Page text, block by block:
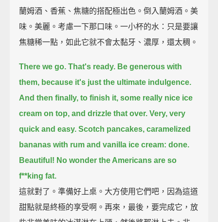
蘭姆酒、香蕉、焦糖的搭配極出色。倒入蘭姆酒。美
味。美麗。考慮一下那口味。一小杯的水：只是要讓
焦糖稀一點，如此它就不會太黏牙、濃厚，還太稠。
There we go. That's ready. Be generous with
them, because it's just the ultimate indulgence.
And then finally, to finish it, some really nice ice
cream on top, and drizzle that over. Very, very
quick and easy. Scotch pancakes, caramelized
bananas with rum and vanilla ice cream: done.
Beautiful! No wonder the Americans are so
f**king fat.
這就對了。準備好上桌。大方使用它們吧，因為這道
甜點就是終極的享受啊。再來，最後，要完成它，放